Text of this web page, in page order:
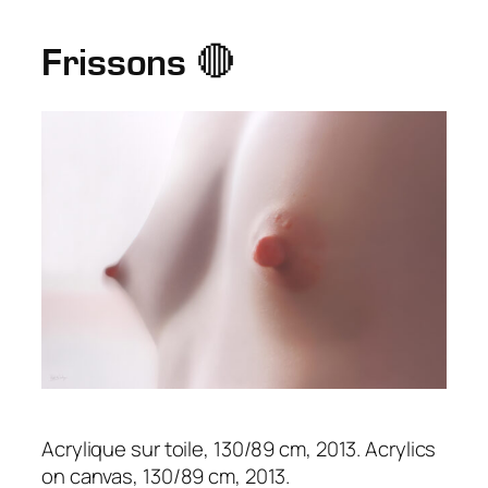
Frissons 🔴
Acrylique sur toile, 130/89 cm, 2013. Acrylics
on canvas, 130/89 cm, 2013.